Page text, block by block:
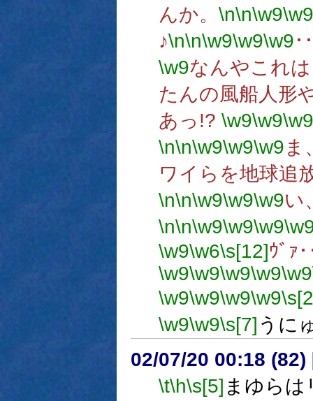
んか。 \n\n\w9\w9
♪\n\n\w9\w9\w9･
\w9なんやこれ
たんの風船人形
あっ!? \w9\w9\w9
\n\n\w9\w9\w9ま
ワイらを地球追
\n\n\w9\w9\w9い
\n\n\w9\w9\w9
\w9\w6\s[12]ｳﾞｧ･
\w9\w9\w9\w9\w9
\w9\w9\w9\w9
\w9\w9\s[7] うに
02/07/20 00:18 (82)
\t\h\s[5] まゆら